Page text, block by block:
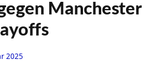
Manchester
2025